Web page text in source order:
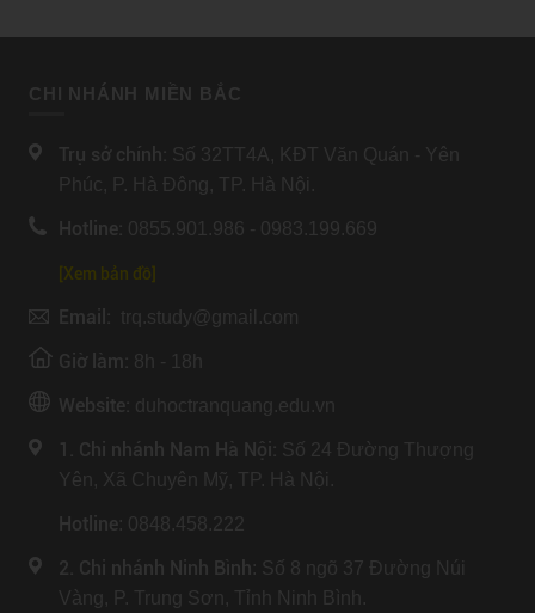
CHI NHÁNH MIỀN BẮC
Trụ sở chính: Số 32TT4A, KĐT Văn Quán - Yên
Phúc, P. Hà Đông, TP. Hà Nội.
Hotline: 0855.901.986 - 0983.199.669
[Xem bản đồ]
Email: trq.study@gmail.com
Giờ làm: 8h - 18h
Website: duhoctranquang.edu.vn
1. Chi nhánh Nam Hà Nội: Số 24 Đường Thượng
Yên, Xã Chuyên Mỹ, TP. Hà Nội.
Hotline: 0848.458.222
2. Chi nhánh Ninh Bình: Số 8 ngõ 37 Đường Núi
Vàng, P. Trung Sơn, Tỉnh Ninh Bình.